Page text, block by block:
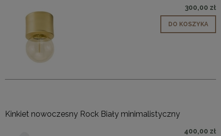
300,00 zł
DO KOSZYKA
Kinkiet nowoczesny Rock Biały minimalistyczny
400,00 zł